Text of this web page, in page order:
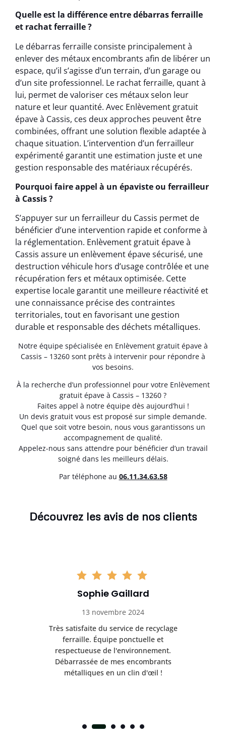
Quelle est la différence entre débarras ferraille
et rachat ferraille ?
Le débarras ferraille consiste principalement à
enlever des métaux encombrants afin de libérer un
espace, qu’il s’agisse d’un terrain, d’un garage ou
d’un site professionnel. Le rachat ferraille, quant à
lui, permet de valoriser ces métaux selon leur
nature et leur quantité. Avec Enlèvement gratuit
épave à Cassis, ces deux approches peuvent être
combinées, offrant une solution flexible adaptée à
chaque situation. L’intervention d’un ferrailleur
expérimenté garantit une estimation juste et une
gestion responsable des matériaux récupérés.
Pourquoi faire appel à un épaviste ou ferrailleur
à Cassis ?
S’appuyer sur un ferrailleur du Cassis permet de
bénéficier d’une intervention rapide et conforme à
la réglementation. Enlèvement gratuit épave à
Cassis assure un enlèvement épave sécurisé, une
destruction véhicule hors d’usage contrôlée et une
récupération fers et métaux optimisée. Cette
expertise locale garantit une meilleure réactivité et
une connaissance précise des contraintes
territoriales, tout en favorisant une gestion
durable et responsable des déchets métalliques.
Notre équipe spécialisée en Enlèvement gratuit épave à
Cassis – 13260 sont prêts à intervenir pour répondre à
vos besoins.
À la recherche d’un professionnel pour votre Enlèvement
gratuit épave à Cassis – 13260 ?
Faites appel à notre équipe dès aujourd’hui !
Un devis gratuit vous est proposé sur simple demande.
Quel que soit votre besoin, nous vous garantissons un
accompagnement de qualité.
Appelez-nous sans attendre pour bénéficier d’un travail
soigné dans les meilleurs délais.
Par téléphone au 06.11.34.63.58
Découvrez les avis de nos clients
Sophie Gaillard
13 novembre 2024
Très satisfaite du service de recyclage
ferraille. Équipe ponctuelle et
respectueuse de l'environnement.
Débarrassée de mes encombrants
métalliques en un clin d'œil !